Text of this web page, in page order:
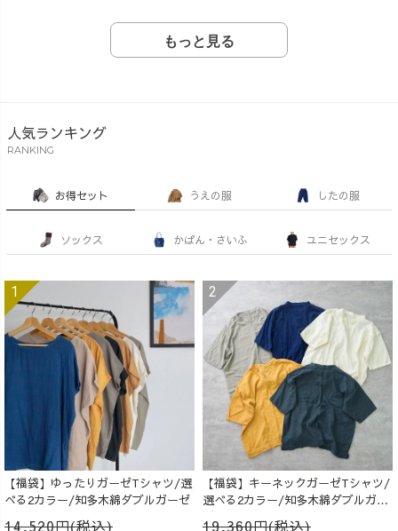
もっと見る
人気ランキング
RANKING
お得セット うえの服 したの服
ソックス かばん・さいふ ユニセックス
【福袋】ゆったりガーゼTシャツ/選
べる2カラー/知多木綿ダブルガーゼ
14,520円(税込)
【福袋】キーネックガーゼTシャツ/
選べる2カラー/知多木綿ダブルガー
19,360円(税込)